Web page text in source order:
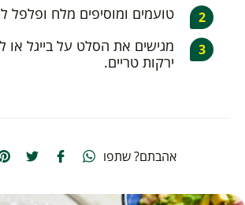
טועמים ומוסיפים מלח ופלפל
מגישים את הסלט על בייגל
ירקות טריים.
אהבתם? שתפו